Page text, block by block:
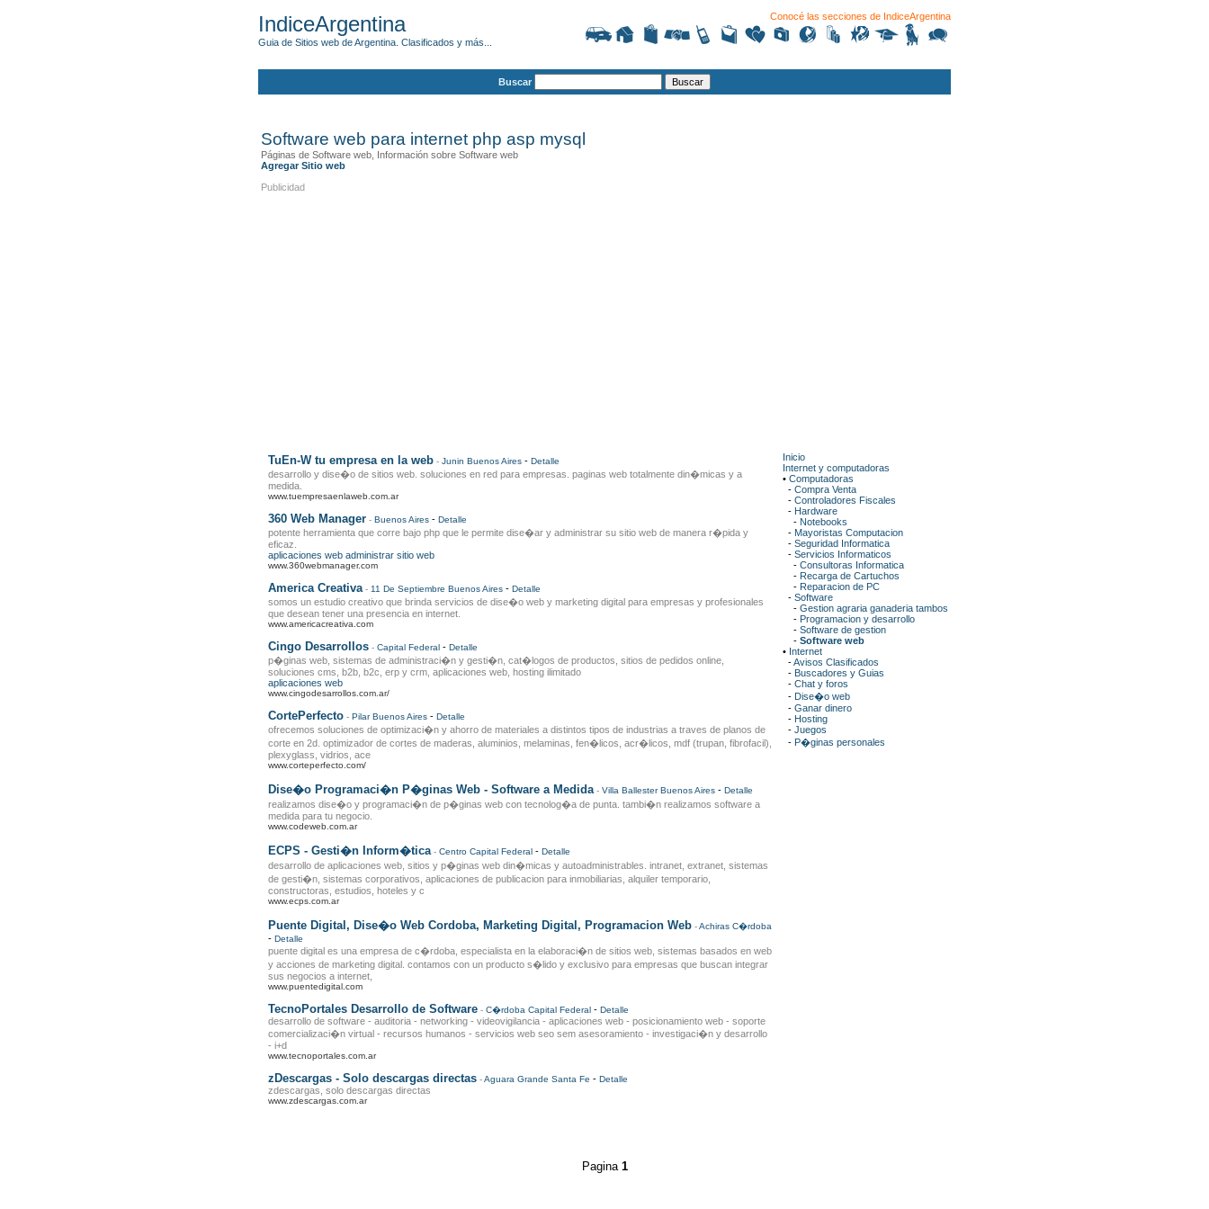
IndiceArgentina
Guia de Sitios web de Argentina. Clasificados y más...
Conocé las secciones de IndiceArgentina
Buscar
Software web para internet php asp mysql
Páginas de Software web, Información sobre Software web
Agregar Sitio web
Publicidad
TuEn-W tu empresa en la web - Junin Buenos Aires - Detalle
desarrollo y dise�o de sitios web. soluciones en red para empresas. paginas web totalmente din�micas y a
medida.
www.tuempresaenlaweb.com.ar
360 Web Manager - Buenos Aires - Detalle
potente herramienta que corre bajo php que le permite dise�ar y administrar su sitio web de manera r�pida y
eficaz.
aplicaciones web administrar sitio web
www.360webmanager.com
America Creativa - 11 De Septiembre Buenos Aires - Detalle
somos un estudio creativo que brinda servicios de dise�o web y marketing digital para empresas y profesionales
que desean tener una presencia en internet.
www.americacreativa.com
Cingo Desarrollos - Capital Federal - Detalle
p�ginas web, sistemas de administraci�n y gesti�n, cat�logos de productos, sitios de pedidos online,
soluciones cms, b2b, b2c, erp y crm, aplicaciones web, hosting ilimitado
aplicaciones web
www.cingodesarrollos.com.ar/
CortePerfecto - Pilar Buenos Aires - Detalle
ofrecemos soluciones de optimizaci�n y ahorro de materiales a distintos tipos de industrias a traves de planos de
corte en 2d. optimizador de cortes de maderas, aluminios, melaminas, fen�licos, acr�licos, mdf (trupan, fibrofacil),
plexyglass, vidrios, ace
www.corteperfecto.com/
Dise�o Programaci�n P�ginas Web - Software a Medida - Villa Ballester Buenos Aires - Detalle
realizamos dise�o y programaci�n de p�ginas web con tecnolog�a de punta. tambi�n realizamos software a
medida para tu negocio.
www.codeweb.com.ar
ECPS - Gesti�n Inform�tica - Centro Capital Federal - Detalle
desarrollo de aplicaciones web, sitios y p�ginas web din�micas y autoadministrables. intranet, extranet, sistemas
de gesti�n, sistemas corporativos, aplicaciones de publicacion para inmobiliarias, alquiler temporario,
constructoras, estudios, hoteles y c
www.ecps.com.ar
Puente Digital, Dise�o Web Cordoba, Marketing Digital, Programacion Web -Achiras C�rdoba
- Detalle
puente digital es una empresa de c�rdoba, especialista en la elaboraci�n de sitios web, sistemas basados en web
y acciones de marketing digital. contamos con un producto s�lido y exclusivo para empresas que buscan integrar
sus negocios a internet,
www.puentedigital.com
TecnoPortales Desarrollo de Software - C�rdoba Capital Federal - Detalle
desarrollo de software - auditoria - networking - videovigilancia - aplicaciones web - posicionamiento web - soporte
comercializaci�n virtual - recursos humanos - servicios web seo sem asesoramiento - investigaci�n y desarrollo
- i+d
www.tecnoportales.com.ar
zDescargas - Solo descargas directas -Aguara Grande Santa Fe - Detalle
zdescargas, solo descargas directas
www.zdescargas.com.ar
Inicio
Internet y computadoras
• Computadoras
- Compra Venta
- Controladores Fiscales
- Hardware
- Notebooks
- Mayoristas Computacion
- Seguridad Informatica
- Servicios Informaticos
- Consultoras Informatica
- Recarga de Cartuchos
- Reparacion de PC
- Software
- Gestion agraria ganaderia tambos
- Programacion y desarrollo
- Software de gestion
- Software web
• Internet
-Avisos Clasificados
- Buscadores y Guias
- Chat y foros
- Dise�o web
- Ganar dinero
- Hosting
- Juegos
- P�ginas personales
Pagina 1